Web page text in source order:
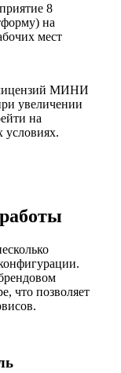
8
на
мест
лицензий МИНИ
увеличении
на
что позволяет